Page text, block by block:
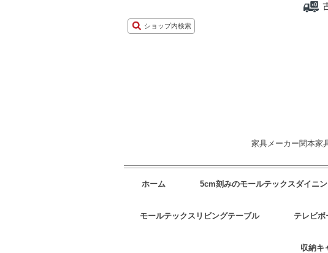
ショップ内検索
家具メーカー関本家
ホーム 5cm刻みのモールテックスダイニ
モールテックスリビングテーブル テレビボ
収納キ